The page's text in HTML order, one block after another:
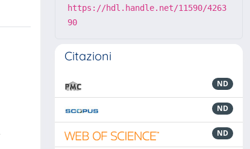
https://hdl.handle.net/11590/4263
90
Citazioni
ND
ND
ND